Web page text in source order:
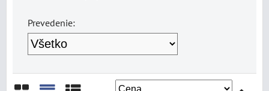
Prevedenie: